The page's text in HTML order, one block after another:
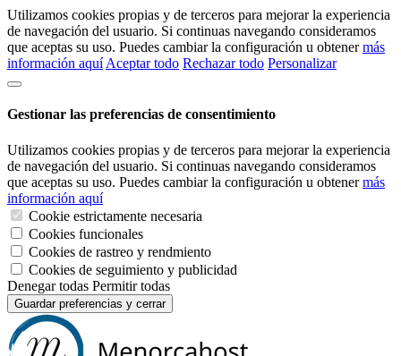
Utilizamos cookies propias y de terceros para mejorar la experiencia
de navegación del usuario. Si continuas navegando consideramos
que aceptas su uso. Puedes cambiar la configuración u obtenermás
información aquí Aceptar todo Rechazar todo Personalizar
Gestionar las preferencias de consentimiento
Utilizamos cookies propias y de terceros para mejorar la experiencia
de navegación del usuario. Si continuas navegando consideramos
que aceptas su uso. Puedes cambiar la configuración u obtenermás
información aquí
Cookie estrictamente necesaria
Cookies funcionales
Cookies de rastreo y rendmiento
Cookies de seguimiento y publicidad
Denegar todas Permitir todas
Guardar preferencias y cerrar